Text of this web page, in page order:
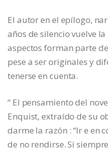
El autor en el epílogo,
años de silencio vuelve
aspectos forman parte
pese a ser originales y
tenerse en cuenta.
“ El pensamiento del
Enquist, extraído de su
darme la razón : “Ir e en
de no rendirse. Si